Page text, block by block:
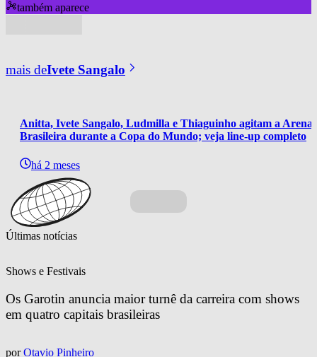
também aparece
mais deIvete Sangalo
Anitta, Ivete Sangalo, Ludmilla e Thiaguinho agitam a Arena
Brasileira durante a Copa do Mundo; veja line-up completo
há 2 meses
Últimas notícias
Shows e Festivais
Os Garotin anuncia maior turnê da carreira com shows
em quatro capitais brasileiras
por Otavio Pinheiro